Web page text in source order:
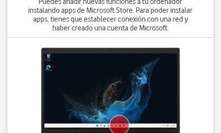
instalando apps de Microsoft Store. Para poder instalar
apps, tienes que establecer conexión con una red y
haber creado una cuenta de Microsoft.